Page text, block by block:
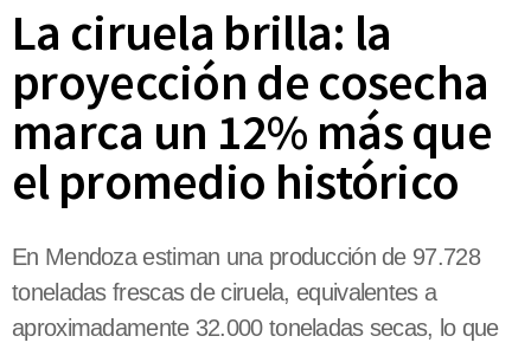
La ciruela brilla: la
proyección de cosecha
marca un 12% más que
el promedio histórico
En Mendoza estiman una producción de 97.728
toneladas frescas de ciruela, equivalentes a
aproximadamente 32.000 toneladas secas, lo que